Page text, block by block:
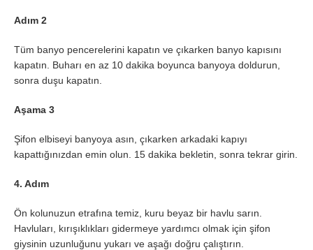
Adım 2
Tüm banyo pencerelerini kapatın ve çıkarken banyo kapısını
kapatın. Buharı en az 10 dakika boyunca banyoya doldurun,
sonra duşu kapatın.
Aşama 3
Şifon elbiseyi banyoya asın, çıkarken arkadaki kapıyı
kapattığınızdan emin olun. 15 dakika bekletin, sonra tekrar girin.
4. Adım
Ön kolunuzun etrafına temiz, kuru beyaz bir havlu sarın.
Havluları, kırışıklıkları gidermeye yardımcı olmak için şifon
giysinin uzunluğunu yukarı ve aşağı doğru çalıştırın.